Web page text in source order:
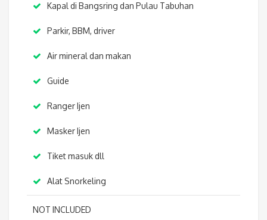
Kapal di Bangsring dan Pulau Tabuhan
Parkir, BBM, driver
Air mineral dan makan
Guide
Ranger Ijen
Masker Ijen
Tiket masuk dll
Alat Snorkeling
NOT INCLUDED